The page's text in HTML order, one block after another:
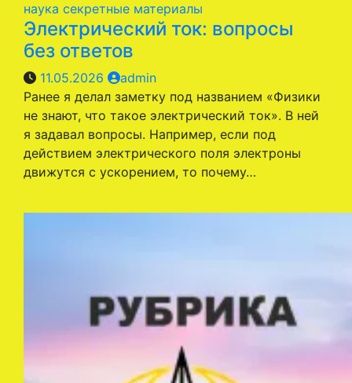
наука секретные материалы
Электрический ток: вопросы
без ответов
11.05.2026
admin
Ранее я делал заметку под названием «Физики
не знают, что такое электрический ток». В ней
я задавал вопросы. Например, если под
действием электрического поля электроны
движутся с ускорением, то почему…